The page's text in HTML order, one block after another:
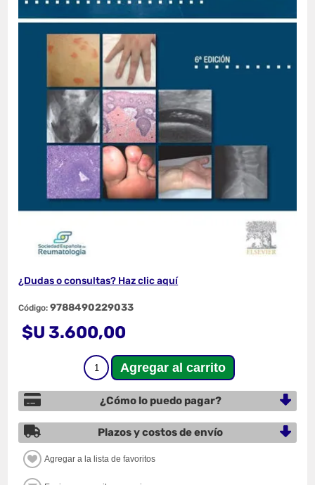
¿Dudas o consultas? Haz clic aquí
Código: 9788490229033
$U 3.600,00
¿Cómo lo puedo pagar?
Plazos y costos de envío